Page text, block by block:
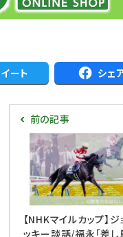
ート シェ
前の記事
【NHKマイルカップ】ジ
ッキー談話/福永「差し